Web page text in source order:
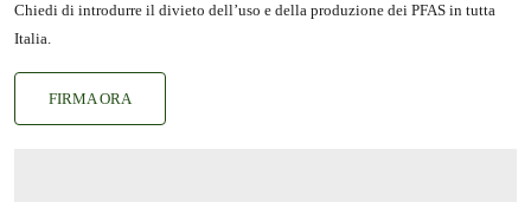
Chiedi di introdurre il divieto dell’uso e della produzione dei PFAS in tutta
Italia.
FIRMA ORA